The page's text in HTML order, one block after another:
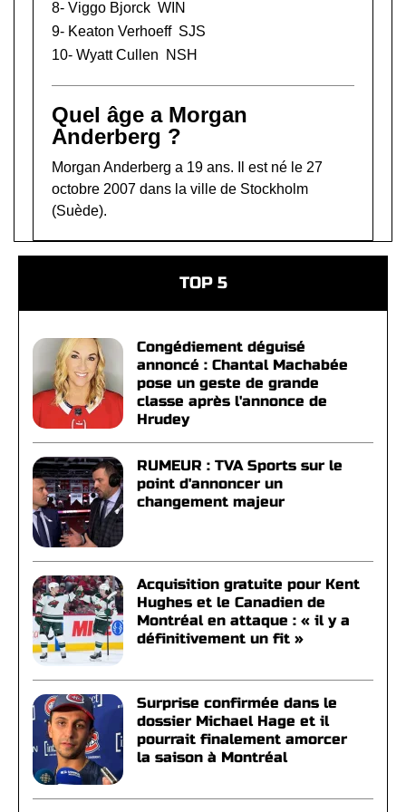
8- Viggo Bjorck WIN
9- Keaton Verhoeff SJS
10- Wyatt Cullen NSH
Quel âge a Morgan
Anderberg ?
Morgan Anderberg a 19 ans. Il est né le 27
octobre 2007 dans la ville de Stockholm
(Suède).
TOP 5
Congédiement déguisé
annoncé : Chantal Machabée
pose un geste de grande
classe après l'annonce de
Hrudey
RUMEUR : TVA Sports sur le
point d'annoncer un
changement majeur
Acquisition gratuite pour Kent
Hughes et le Canadien de
Montréal en attaque : « il y a
définitivement un fit »
Surprise confirmée dans le
dossier Michael Hage et il
pourrait finalement amorcer
la saison à Montréal